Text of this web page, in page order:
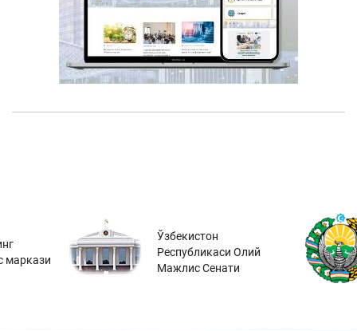
маркази
Ўзбекистон
Республикаси Олий
Мажлис Сенати